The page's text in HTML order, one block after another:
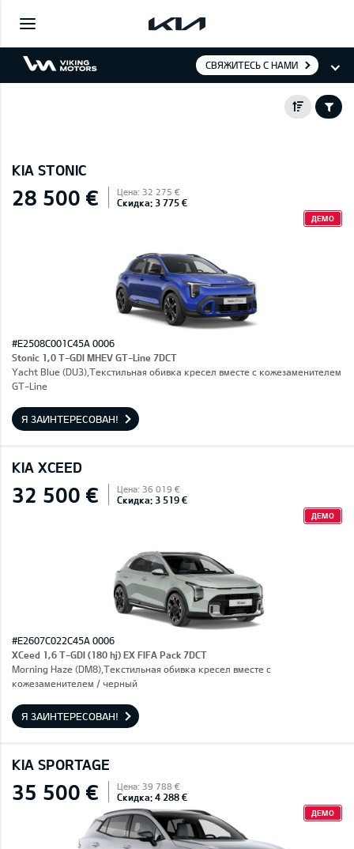
СВЯЖИТЕСЬ С НАМИ
KIA STONIC
28 500 € Цена: 32 275 €
Скидка: 3 775 €
ДЕМО
#E2508C001C45A 0006
Stonic 1,0 T-GDI MHEV GT-Line 7DCT
Yacht Blue (DU3),Текстильная обивка кресел вместе с кожезаменителем
GT-Line
Я ЗАИНТЕРЕСОВАН!
KIA XCEED
32 500 € Цена: 36 019 €
Скидка: 3 519 €
ДЕМО
#E2607C022C45A 0006
XCeed 1,6 T-GDI (180 hj) EX FIFA Pack 7DCT
Morning Haze (DM8),Текстильная обивка кресел вместе с
кожезаменителем / черный
Я ЗАИНТЕРЕСОВАН!
KIA SPORTAGE
35 500 € Цена: 39 788 €
Скидка: 4 288 €
ДЕМО